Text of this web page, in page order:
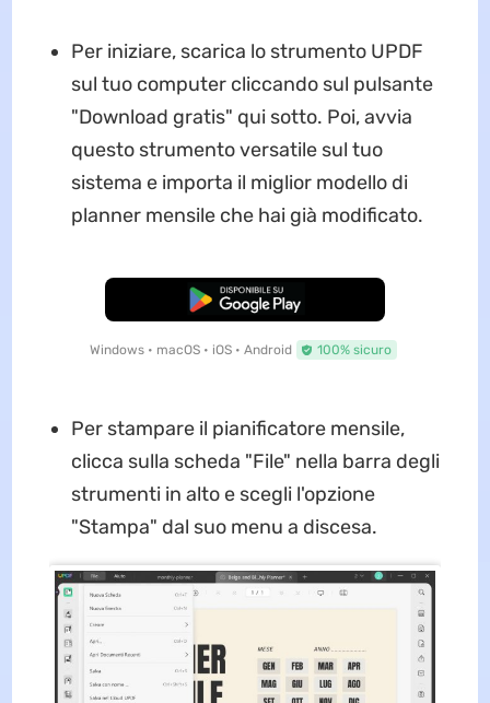
Per iniziare, scarica lo strumento UPDF
sul tuo computer cliccando sul pulsante
"Download gratis" qui sotto. Poi, avvia
questo strumento versatile sul tuo
sistema e importa il miglior modello di
planner mensile che hai già modificato.
Download Gratis
Windows • macOS • iOS • Android 100% sicuro
Per stampare il pianificatore mensile,
clicca sulla scheda "File" nella barra degli
strumenti in alto e scegli l'opzione
"Stampa" dal suo menu a discesa.